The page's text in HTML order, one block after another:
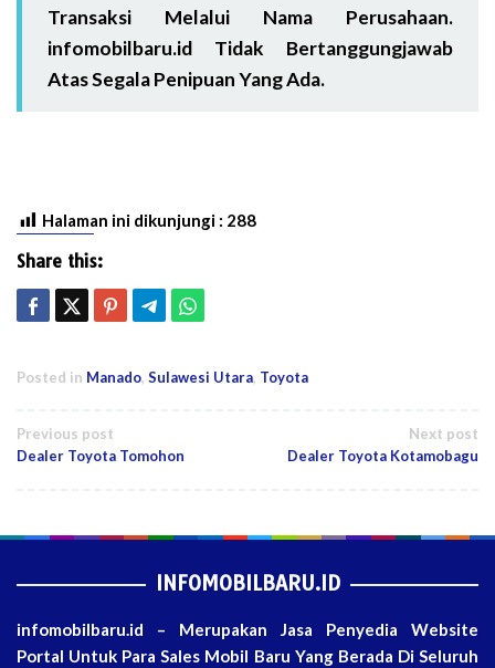
Transaksi Melalui Nama Perusahaan.
infomobilbaru.id Tidak Bertanggungjawab
Atas Segala Penipuan Yang Ada.
Halaman ini dikunjungi : 288
Share this:
Posted in Manado, Sulawesi Utara, Toyota
Post
Previous post
Dealer Toyota Tomohon
Next post
Dealer Toyota Kotamobagu
INFOMOBILBARU.ID
infomobilbaru.id – Merupakan Jasa Penyedia Website
Portal Untuk Para Sales Mobil Baru Yang Berada Di Seluruh